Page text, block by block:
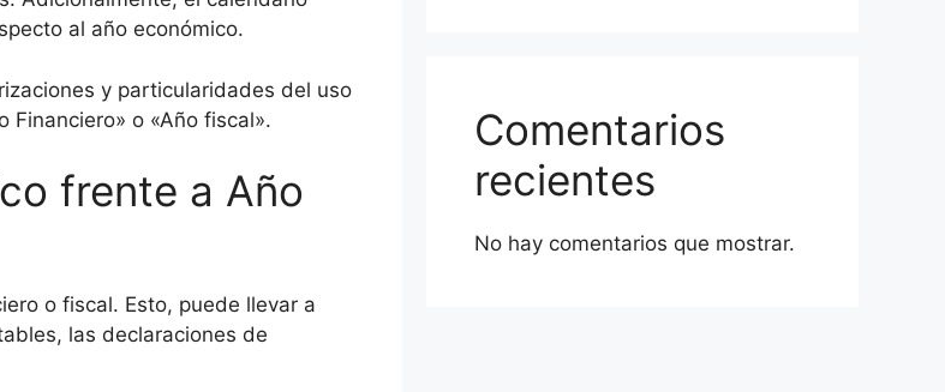
al año económico.
y particularidades del uso
Financiero» o «Año fiscal».
frente a Año
o fiscal. Esto, puede llevar a
las declaraciones de
Comentarios
recientes
No hay comentarios que mostrar.